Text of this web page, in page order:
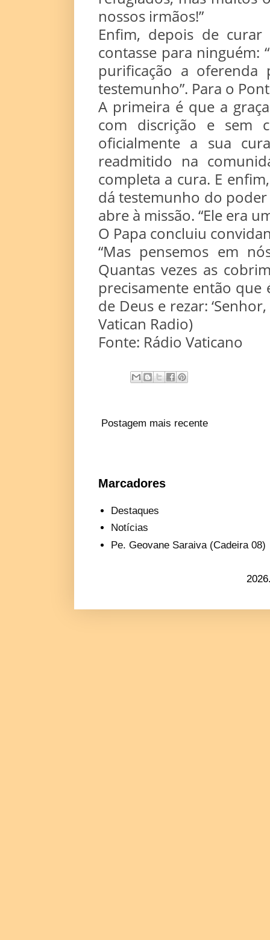
nossos irmãos!”
Enfim, depois de
contasse para ninguém:
purificação a oferenda
testemunho”. Para o
A primeira é que a
com discrição e sem
oficialmente a sua
readmitido na
completa a cura. E
dá testemunho do poder
abre à missão. “Ele era
O Papa concluiu
“Mas pensemos em
Quantas vezes as
precisamente então que
de Deus e rezar:
Vatican Radio)
Fonte: Rádio Vaticano
Postagem mais recente
Marcadores
Destaques
Notícias
Pe. Geovane Saraiva (Cadeira 08)